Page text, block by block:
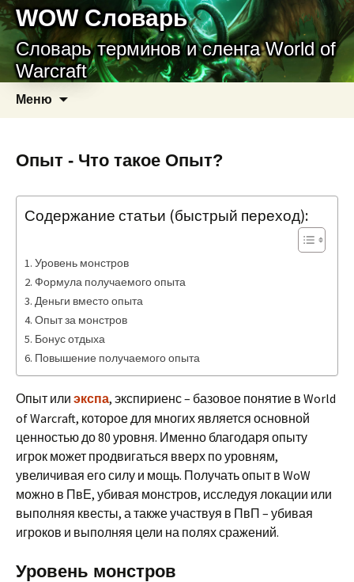
WOW Словарь
Словарь терминов и сленга World of
Warcraft
Меню
Опыт - Что такое Опыт?
Содержание статьи (быстрый переход):
Уровень монстров
Формула получаемого опыта
Деньги вместо опыта
Опыт за монстров
Бонус отдыха
Повышение получаемого опыта
Опыт или экспа, экспириенс – базовое понятие в World
of Warcraft, которое для многих является основной
ценностью до 80 уровня. Именно благодаря опыту
игрок может продвигаться вверх по уровням,
увеличивая его силу и мощь. Получать опыт в WoW
можно в ПвЕ, убивая монстров, исследуя локации или
выполняя квесты, а также участвуя в ПвП – убивая
игроков и выполняя цели на полях сражений.
Уровень монстров